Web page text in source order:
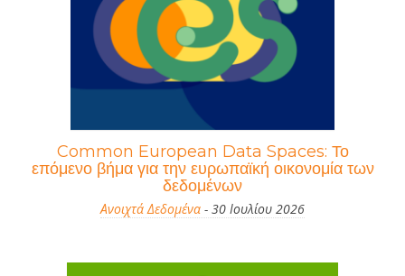
Common European Data Spaces: Το
επόμενο βήμα για την ευρωπαϊκή οικονομία των
δεδομένων
Ανοιχτά Δεδομένα - 30 Ιουλίου 2026